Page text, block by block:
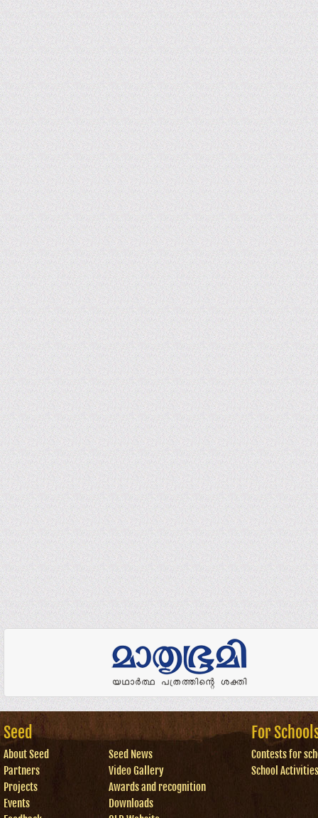
Seed
About Seed
Partners
Projects
Events
Seed News
Video Gallery
Awards and recognition
Downloads
For
Contests for
School Activities